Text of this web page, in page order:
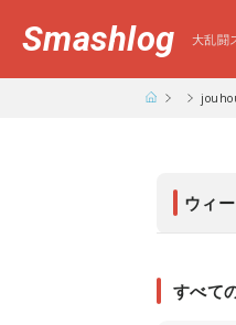
Smashlog 大乱闘
ウィ
すべて